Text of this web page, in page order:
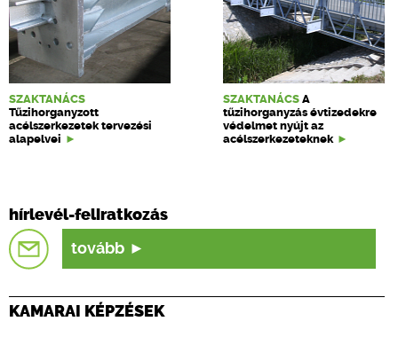
SZAKTANÁCS
Tűzihorganyzott
acélszerkezetek tervezési
alapelvei
SZAKTANÁCS A
tűzihorganyzás évtizedekre
védelmet nyújt az
acélszerkezeteknek
hírlevél-feliratkozás
tovább
KAMARAI KÉPZÉSEK